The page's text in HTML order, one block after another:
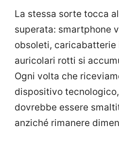
La stessa sorte tocca
superata: smartphone
obsoleti,
auricolari rotti si
Ogni volta che
dispositivo
dovrebbe essere
anziché rimanere